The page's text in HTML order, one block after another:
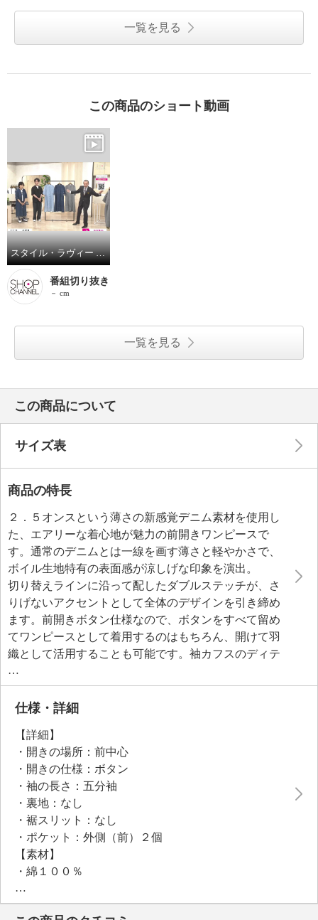
一覧を見る
この商品のショート動画
スタイル・ラヴィー ２．５オンスデニムボイル 切替えステッチアクセント 前開きバンドカラー ワンピース
番組切り抜き
－ cm
一覧を見る
この商品について
サイズ表
商品の特長
２．５オンスという薄さの新感覚デニム素材を使用し
た、エアリーな着心地が魅力の前開きワンピースで
す。通常のデニムとは一線を画す薄さと軽やかさで、
ボイル生地特有の表面感が涼しげな印象を演出。
切り替えラインに沿って配したダブルステッチが、さ
りげないアクセントとして全体のデザインを引き締め
ます。前開きボタン仕様なので、ボタンをすべて留め
てワンピースとして着用するのはもちろん、開けて羽
織として活用することも可能です。袖カフスのディテ
ールも丁寧に仕上げられており、細部までこだわりが
感じられる一着。インディゴ染めの色合いが、カジュ
アルながらも大人の落ち着きを添えてくれます。
としてレイヤードスタイルを楽しむこともできる、着
回し力抜群のアイテムです。
●普段と同じサイズをおすすめ
仕様・詳細
【詳細】
・開きの場所：前中心
・開きの仕様：ボタン
・袖の長さ：五分袖
・裏地：なし
・裾スリット：なし
・ポケット：外側（前）２個
【素材】
・綿１００％
【メンテナンス（絵表示ラベル）】
・洗濯機：可